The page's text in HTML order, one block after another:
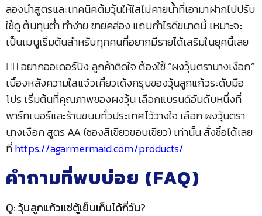
ลองนำสูตรและเทคนิคต้มวุ้นให้ใสไม่คายน้ำที่เอามาฝากไปปรับ
ใช้ดู ต้นทุนต่ำ ทำง่าย ขายคล่อง แถมกำไรดีขนาดนี้ เหมาะจะ
เป็นเมนูเริ่มต้นสำหรับทุกคนที่อยากมีรายได้เสริมในยุคนี้เลย
🧜‍♀️ อยากออเดอร์ปัง ลูกค้าติดใจ ต้องใช้ “ผงวุ้นตรานางเงือก”
เบื้องหลังความใสแจ๋วเคี้ยวเด้งกรุบของวุ้นลูกแก้วระดับมือ
โปร เริ่มต้นที่คุณภาพของผงวุ้น เลือกแบรนด์อันดับหนึ่งที่
พาร์ทเนอร์และร้านขนมทั่วประเทศไว้วางใจ เลือก ผงวุ้นตรา
นางเงือก สูตร AA (ซองสีเขียวขอบเขียว) เท่านั้น สั่งซื้อได้เลย
ที่https://agarmermaid.com/products/
คำถามที่พบบ่อย (FAQ)
Q: วุ้นลูกแก้วแช่ตู้เย็นเก็บได้กี่วัน?